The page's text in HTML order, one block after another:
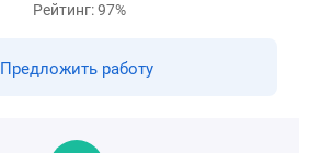
Рейтинг: 97%
Предложить работу